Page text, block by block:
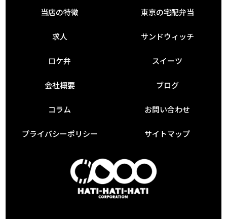
当店の特徴 東京の宅配弁当
求人 サンドウィッチ
ロケ弁 スイーツ
会社概要 ブログ
コラム お問い合わせ
プライバシーポリシー サイトマップ